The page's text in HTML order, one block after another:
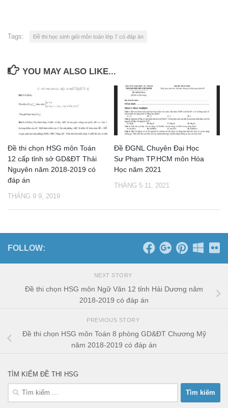
Tags: Đề thi học sinh giỏi môn toán lớp 7 có đáp án
YOU MAY ALSO LIKE...
Đề thi chọn HSG môn Toán
12 cấp tỉnh sở GD&ĐT Thái
Nguyên năm 2018-2019 có
đáp án
THÁNG 9 9, 2019
Đề ĐGNL Chuyên Đại Học
Sư Phạm TP.HCM môn Hóa
Học năm 2021
THÁNG 5 11, 2021
FOLLOW:
NEXT STORY
Đề thi chọn HSG môn Ngữ Văn 12 tỉnh Hải Dương năm
2018-2019 có đáp án
PREVIOUS STORY
Đề thi chọn HSG môn Toán 8 phòng GD&ĐT Chương Mỹ
năm 2018-2019 có đáp án
TÌM KIẾM ĐỀ THI HSG
Tìm